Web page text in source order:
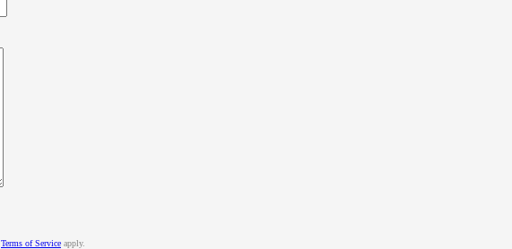
Terms of Service apply.